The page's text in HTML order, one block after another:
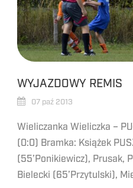
WYJAZDOWY REMIS
07 paź 2013
Wieliczanka Wieliczka –
(0:0) Bramka: Książek
(55’Ponikiewicz), Prusak,
Bielecki (65’Przytulski),